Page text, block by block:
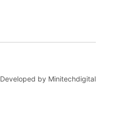
Developed by Minitechdigital